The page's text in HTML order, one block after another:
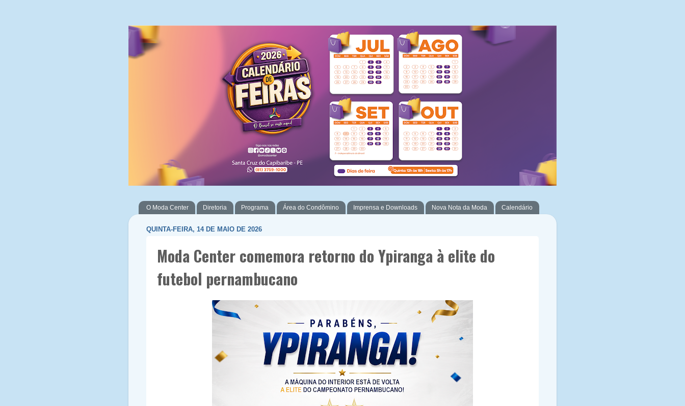
O Moda Center Diretoria Programa Área do Condômino Imprensa e Downloads Nova Nota da Moda Calendário
QUINTA-FEIRA, 14 DE MAIO DE 2026
Moda Center comemora retorno do Ypiranga à elite do
futebol pernambucano